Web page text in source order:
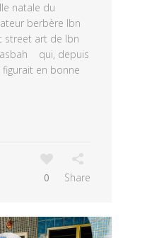
natale du
berbère Ibn
art de Ibn
qui, depuis
en bonne
0 Share